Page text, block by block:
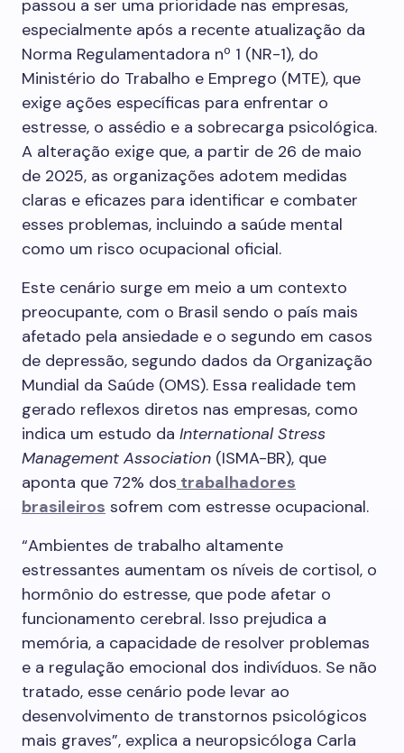
passou a ser uma prioridade nas empresas,
especialmente após a recente atualização da
Norma Regulamentadora nº 1 (NR-1), do
Ministério do Trabalho e Emprego (MTE), que
exige ações específicas para enfrentar o
estresse, o assédio e a sobrecarga psicológica.
A alteração exige que, a partir de 26 de maio
de 2025, as organizações adotem medidas
claras e eficazes para identificar e combater
esses problemas, incluindo a saúde mental
como um risco ocupacional oficial.
Este cenário surge em meio a um contexto
preocupante, com o Brasil sendo o país mais
afetado pela ansiedade e o segundo em casos
de depressão, segundo dados da Organização
Mundial da Saúde (OMS). Essa realidade tem
gerado reflexos diretos nas empresas, como
indica um estudo da International Stress
Management Association (ISMA-BR), que
aponta que 72% dos trabalhadores
brasileiros sofrem com estresse ocupacional.
“Ambientes de trabalho altamente
estressantes aumentam os níveis de cortisol, o
hormônio do estresse, que pode afetar o
funcionamento cerebral. Isso prejudica a
memória, a capacidade de resolver problemas
e a regulação emocional dos indivíduos. Se não
tratado, esse cenário pode levar ao
desenvolvimento de transtornos psicológicos
mais graves”, explica a neuropsicóloga Carla